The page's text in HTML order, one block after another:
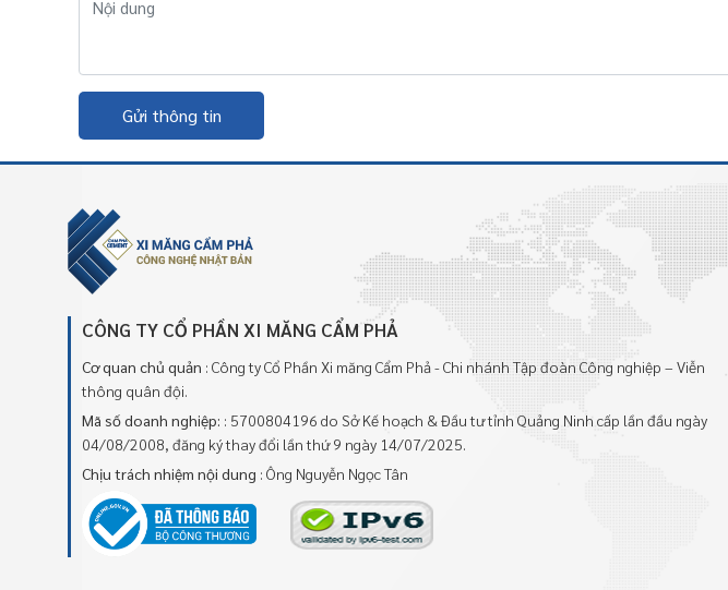
Gửi thông tin
CÔNG TY CỔ PHẦN XI MĂNG CẨM PHẢ
Cơ quan chủ quản : Công ty Cổ Phần Xi măng Cẩm Phả - Chi nhánh Tập đoàn Công nghiệp – Viễn
thông quân đội.
Mã số doanh nghiệp: : 5700804196 do Sở Kế hoạch & Đầu tư tỉnh Quảng Ninh cấp lần đầu ngày
04/08/2008, đăng ký thay đổi lần thứ 9 ngày 14/07/2025.
Chịu trách nhiệm nội dung : Ông Nguyễn Ngọc Tân